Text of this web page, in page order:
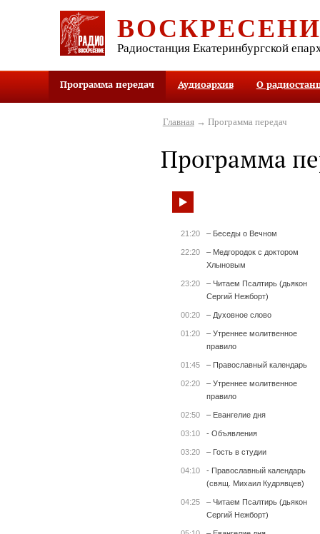
Радиостанция Екатеринбургской
Программа передач Аудиоархив О
Главная→ Программа передач
Программа
21:20 – Беседы о Вечном
22:20
– Медгородок с доктором
Хлыновым
23:20
– Читаем Псалтирь (дьякон
Сергий Нежборт)
00:20 – Духовное слово
01:20
– Утреннее молитвенное
правило
01:45 – Православный календарь
02:20
– Утреннее молитвенное
правило
02:50 – Евангелие дня
03:10 - Объявления
03:20 – Гость в студии
04:10
- Православный календарь
(свящ. Михаил Кудрявцев)
04:25
– Читаем Псалтирь (дьякон
Сергий Нежборт)